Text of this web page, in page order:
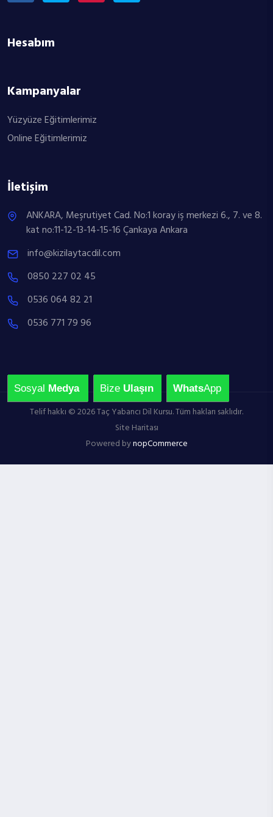
Hesabım
Kampanyalar
Yüzyüze Eğitimlerimiz
Online Eğitimlerimiz
İletişim
ANKARA, Meşrutiyet Cad. No:1 koray iş merkezi 6., 7. ve 8.
kat no:11-12-13-14-15-16 Çankaya Ankara
info@kizilaytacdil.com
0850 227 02 45
0536 064 82 21
0536 771 79 96
Telif hakkı © 2026 Taç Yabancı Dil Kursu. Tüm hakları saklıdır.
Site Haritası
Powered bynopCommerce
Sosyal Medya Bize Ulaşın WhatsApp